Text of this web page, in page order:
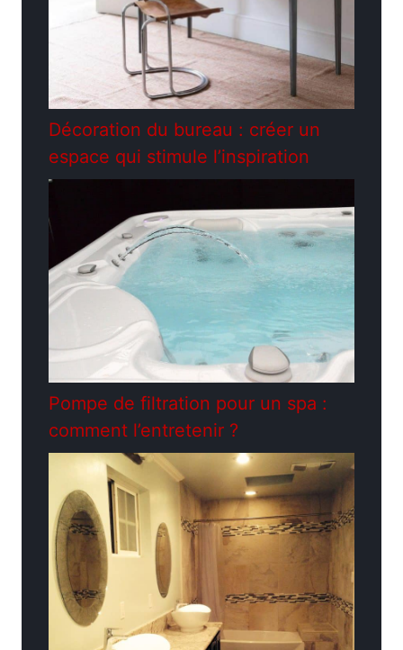
Décoration du bureau : créer un
espace qui stimule l’inspiration
Pompe de filtration pour un spa :
comment l’entretenir ?